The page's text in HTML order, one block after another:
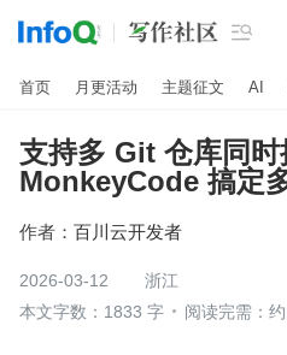

首页 月更活动 主题征文 AI
支持多 Git 仓库同时
MonkeyCode 搞定
作者： 百川云开发者
2026-03-12
浙江
本文字数：1833 字
阅读完需：